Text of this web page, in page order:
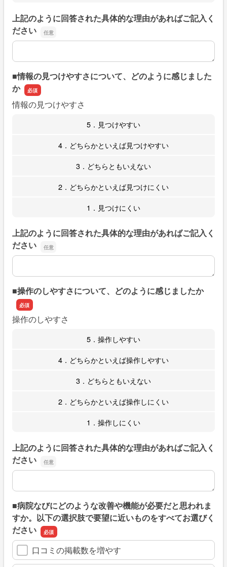
上記のように回答された具体的な理由があればご記入く
ださい
上記のように回答された具体的な理由があればご記入くだ
■情報の見つけやすさについて、どのように感じました
か
情報の見つけやすさ
5．見つけやすい
4．どちらかといえば見つけやすい
3．どちらともいえない
2．どちらかといえば見つけにくい
1．見つけにくい
上記のように回答された具体的な理由があればご記入く
ださい
上記のように回答された具体的な理由があればご記入くだ
■操作のしやすさについて、どのように感じましたか
操作のしやすさ
5．操作しやすい
4．どちらかといえば操作しやすい
3．どちらともいえない
2．どちらかといえば操作しにくい
1．操作しにくい
上記のように回答された具体的な理由があればご記入く
ださい
上記のように回答された具体的な理由があればご記入くだ
■病院なびにどのような改善や機能が必要だと思われま
すか。以下の選択肢で要望に近いものをすべてお選びく
ださい
口コミの掲載数を増やす